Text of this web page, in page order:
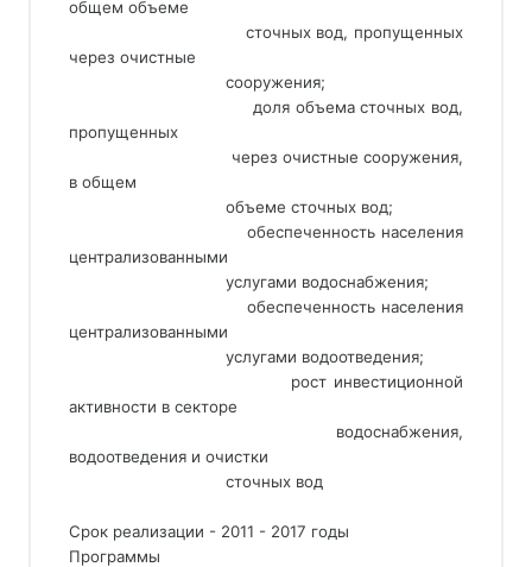
общем объеме
через очистные
                                 сооружения;
пропущенных
в общем
                                 объеме сточных вод;
                                 обеспеченность населения
централизованными
                                 услугами водоснабжения;
                                 обеспеченность населения
централизованными
                                 услугами водоотведения;
активности в секторе
водоотведения и очистки
                                 сточных вод
Срок реализации - 2011 - 2017 годы
Программы